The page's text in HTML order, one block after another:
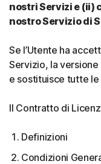
nostri Servizi e (ii)
nostro Servizio di
Se l’Utente ha
Servizio, la versione
e sostituisce tutte le
Il Contratto di
Definizioni
Condizioni